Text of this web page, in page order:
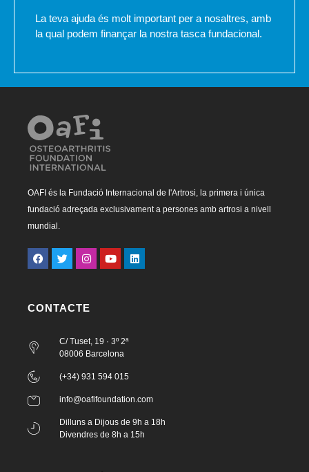
La teva ajuda és molt important per a nosaltres, amb
la qual podem finançar la nostra tasca fundacional.
OAFI és la Fundació Internacional de l'Artrosi, la primera i única
fundació adreçada exclusivament a persones amb artrosi a nivell
mundial.
CONTACTE
C/ Tuset, 19 · 3º 2ª
08006 Barcelona
(+34) 931 594 015
info@oafifoundation.com
Dilluns a Dijous de 9h a 18h
Divendres de 8h a 15h